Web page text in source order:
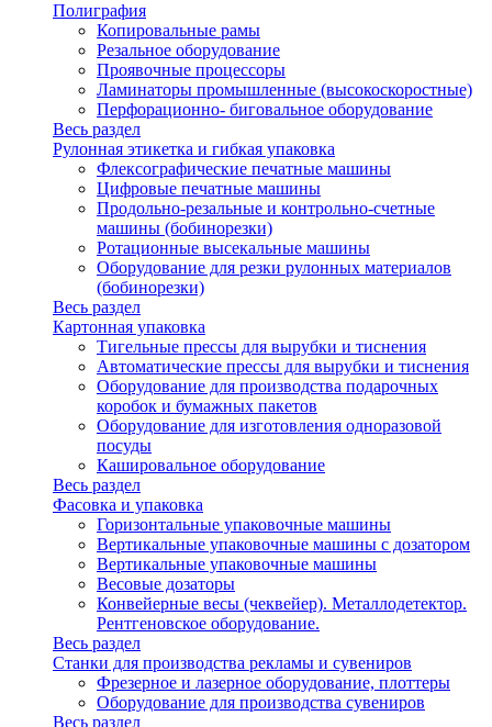
Полиграфия
Копировальные рамы
Резальное оборудование
Проявочные процессоры
Ламинаторы промышленные (высокоскоростные)
Перфорационно- биговальное оборудование
Весь раздел
Рулонная этикетка и гибкая упаковка
Флексографические печатные машины
Цифровые печатные машины
Продольно-резальные и контрольно-счетные
машины (бобинорезки)
Ротационные высекальные машины
Оборудование для резки рулонных материалов
(бобинорезки)
Весь раздел
Картонная упаковка
Тигельные прессы для вырубки и тиснения
Автоматические прессы для вырубки и тиснения
Оборудование для производства подарочных
коробок и бумажных пакетов
Оборудование для изготовления одноразовой
посуды
Кашировальное оборудование
Весь раздел
Фасовка и упаковка
Горизонтальные упаковочные машины
Вертикальные упаковочные машины с дозатором
Вертикальные упаковочные машины
Весовые дозаторы
Конвейерные весы (чеквейер). Металлодетектор.
Рентгеновское оборудование.
Весь раздел
Станки для производства рекламы и сувениров
Фрезерное и лазерное оборудование, плоттеры
Оборудование для производства сувениров
Весь раздел